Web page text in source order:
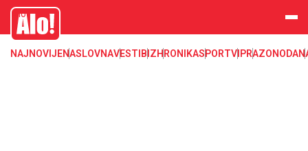
Alo
NAJNOVIJENASLOVNAVESTI BIZHRONIKASPORTVIPRAZONODA